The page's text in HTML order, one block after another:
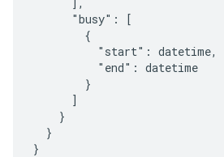
      "busy": [
        {
          "start":
datetime,
          "end":
datetime
        }
      ]
    }
  }
}